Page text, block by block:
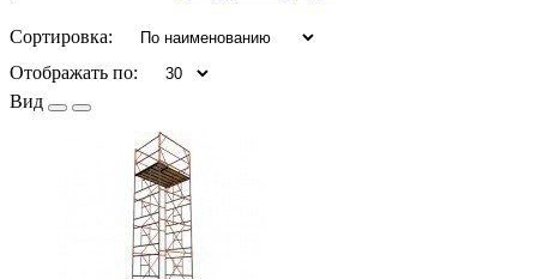
Сортировка:
Отображать по:
Вид